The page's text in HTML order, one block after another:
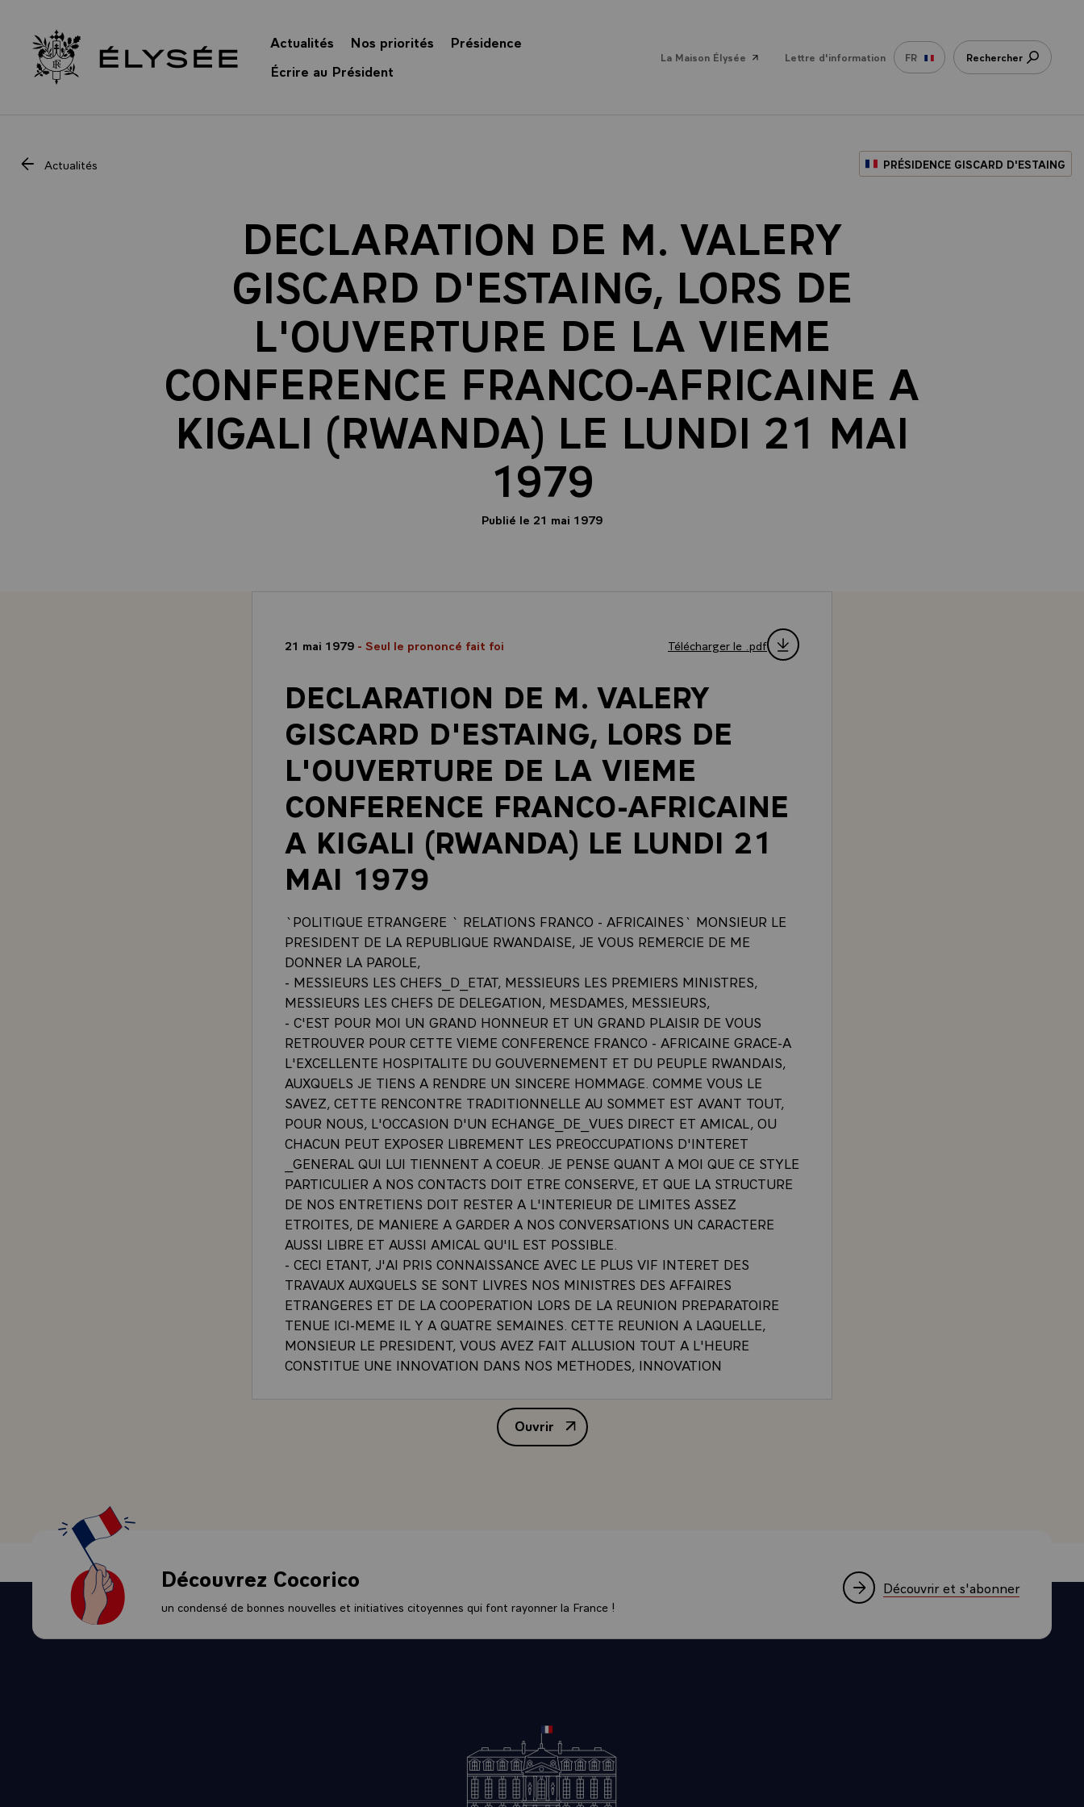
Retour à l’accueil Élysée
Actualités Nos priorités
Présidence
Écrire au Président
La Maison Élysée Lettre d'information FR Rechercher
Actualités PRÉSIDENCE GISCARD D'ESTAING
DECLARATION DE M. VALERY
GISCARD D'ESTAING, LORS DE
L'OUVERTURE DE LA VIEME
CONFERENCE FRANCO-AFRICAINE A
KIGALI (RWANDA) LE LUNDI 21 MAI
1979
Publié le 21 mai 1979
21 mai 1979 - Seul le prononcé fait foi Télécharger le .pdf
DECLARATION DE M. VALERY
GISCARD D'ESTAING, LORS DE
L'OUVERTURE DE LA VIEME
CONFERENCE FRANCO-AFRICAINE
A KIGALI (RWANDA) LE LUNDI 21
MAI 1979
`POLITIQUE ETRANGERE ` RELATIONS FRANCO - AFRICAINES` MONSIEUR LE
PRESIDENT DE LA REPUBLIQUE RWANDAISE, JE VOUS REMERCIE DE ME
DONNER LA PAROLE,
- MESSIEURS LES CHEFS_D_ETAT, MESSIEURS LES PREMIERS MINISTRES,
MESSIEURS LES CHEFS DE DELEGATION, MESDAMES, MESSIEURS,
- C'EST POUR MOI UN GRAND HONNEUR ET UN GRAND PLAISIR DE VOUS
RETROUVER POUR CETTE VIEME CONFERENCE FRANCO - AFRICAINE GRACE-A
L'EXCELLENTE HOSPITALITE DU GOUVERNEMENT ET DU PEUPLE RWANDAIS,
AUXQUELS JE TIENS A RENDRE UN SINCERE HOMMAGE. COMME VOUS LE
SAVEZ, CETTE RENCONTRE TRADITIONNELLE AU SOMMET EST AVANT TOUT,
POUR NOUS, L'OCCASION D'UN ECHANGE_DE_VUES DIRECT ET AMICAL, OU
CHACUN PEUT EXPOSER LIBREMENT LES PREOCCUPATIONS D'INTERET
_GENERAL QUI LUI TIENNENT A COEUR. JE PENSE QUANT A MOI QUE CE STYLE
PARTICULIER A NOS CONTACTS DOIT ETRE CONSERVE, ET QUE LA STRUCTURE
DE NOS ENTRETIENS DOIT RESTER A L'INTERIEUR DE LIMITES ASSEZ
ETROITES, DE MANIERE A GARDER A NOS CONVERSATIONS UN CARACTERE
AUSSI LIBRE ET AUSSI AMICAL QU'IL EST POSSIBLE.
- CECI ETANT, J'AI PRIS CONNAISSANCE AVEC LE PLUS VIF INTERET DES
TRAVAUX AUXQUELS SE SONT LIVRES NOS MINISTRES DES AFFAIRES
ETRANGERES ET DE LA COOPERATION LORS DE LA REUNION PREPARATOIRE
TENUE ICI-MEME IL Y A QUATRE SEMAINES. CETTE REUNION A LAQUELLE,
MONSIEUR LE PRESIDENT, VOUS AVEZ FAIT ALLUSION TOUT A L'HEURE
CONSTITUE UNE INNOVATION DANS NOS METHODES, INNOVATION
TRAVAUX, ET A TRAVERS TOUS LES DOCUMENTS QUI ONT ETE DISCUTES PAR
LES MINISTRES, APPARAIT UNE PREOCCUPATION DE PREPARATION SERIEUSE
ET CONCRETE. ET JE ME RAPPELLE, MESSIEURS LES CHEFS_D_ETAT, LE DESIR
DONC DE L'ENSEMBLE DE CES ETUDES PRELIMINAIRES UNE IMPRESSION
RECONFORTANTE, CELLE DE VOIR NOTRE DIALOGUE PRENDRE
HISTOIRE. AUX PROBLEMES NES DE LA CROISSANCE DEMOGRAPHIQUE ET DU
BOULEVERSEMENT ICI OU LA DES GRANDES AGGLOMERATIONS URBAINES,
S'AJOUTENT LES DIFFICULTES D'ADAPTATION DE L'AGRICULTURE
TRADITIONNELLE, LES ALEAS REDOUTABLES DE LA CLIMATOLOGIE ET LES
Ouvrir
DECLARATION DE M. VALERY GISCARD D'ESTAING, LORS DE L'OUVERTURE DE
Découvrez Cocorico
un condensé de bonnes nouvelles et initiatives citoyennes qui font rayonner la France !
Découvrir et s'abonner